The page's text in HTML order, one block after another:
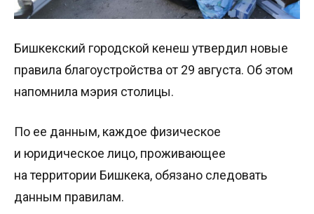
Бишкекский городской кенеш утвердил новые
правила благоустройства от 29 августа. Об этом
напомнила мэрия столицы.
По ее данным, каждое физическое
и юридическое лицо, проживающее
на территории Бишкека, обязано следовать
данным правилам.